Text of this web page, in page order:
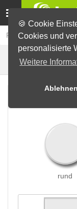
🍪 Cookie
Cookies und
personalisierte
Weitere
Ablehnen
Buttons erstellen
rund